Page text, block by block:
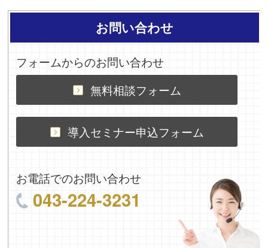
お問い合わせ
フォームからのお問い合わせ
無料相談フォーム
導入セミナー申込フォーム
お電話でのお問い合わせ
043-224-3231